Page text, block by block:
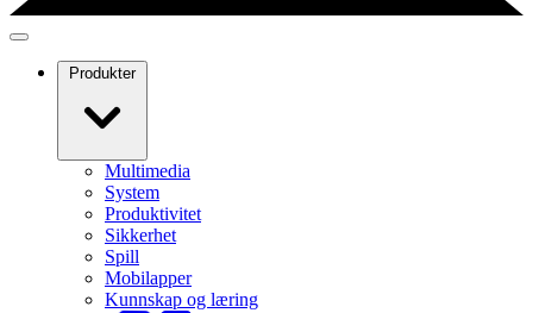
Produkter
Multimedia
System
Produktivitet
Sikkerhet
Spill
Mobilapper
Kunnskap og læring